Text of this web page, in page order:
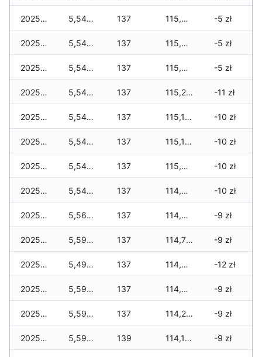
2025-12-23 5,540 zł 137 115,920 zł -5 zł
2025-12-22 5,540 zł 137 115,610 zł -5 zł
2025-12-21 5,540 zł 137 115,545 zł -5 zł
2025-12-20 5,540 zł 137 115,270 zł -11 zł
2025-12-19 5,540 zł 137 115,155 zł -10 zł
2025-12-18 5,540 zł 137 115,105 zł -10 zł
2025-12-17 5,540 zł 137 115,045 zł -10 zł
2025-12-16 5,540 zł 137 114,945 zł -10 zł
2025-12-15 5,565 zł 137 114,905 zł -9 zł
2025-12-14 5,590 zł 137 114,790 zł -9 zł
2025-12-13 5,490 zł 137 114,575 zł -12 zł
2025-12-12 5,590 zł 137 114,360 zł -9 zł
2025-12-11 5,590 zł 137 114,295 zł -9 zł
2025-12-10 5,590 zł 139 114,195 zł -9 zł